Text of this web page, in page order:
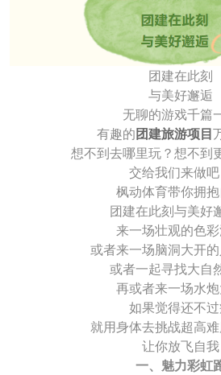
团建在此刻
与美好邂逅
无聊的游戏千篇
有趣的团建旅游项目
想不到去哪里玩？想不到
交给我们来做吧
枫动体育带你拥
团建在此刻与美好
来一场壮观的色
或者来一场脑洞大开
或者一起寻找大自
再或者来一场水
如果觉得还不
就用身体去挑战超高
让你放飞自我
一、魅力彩虹